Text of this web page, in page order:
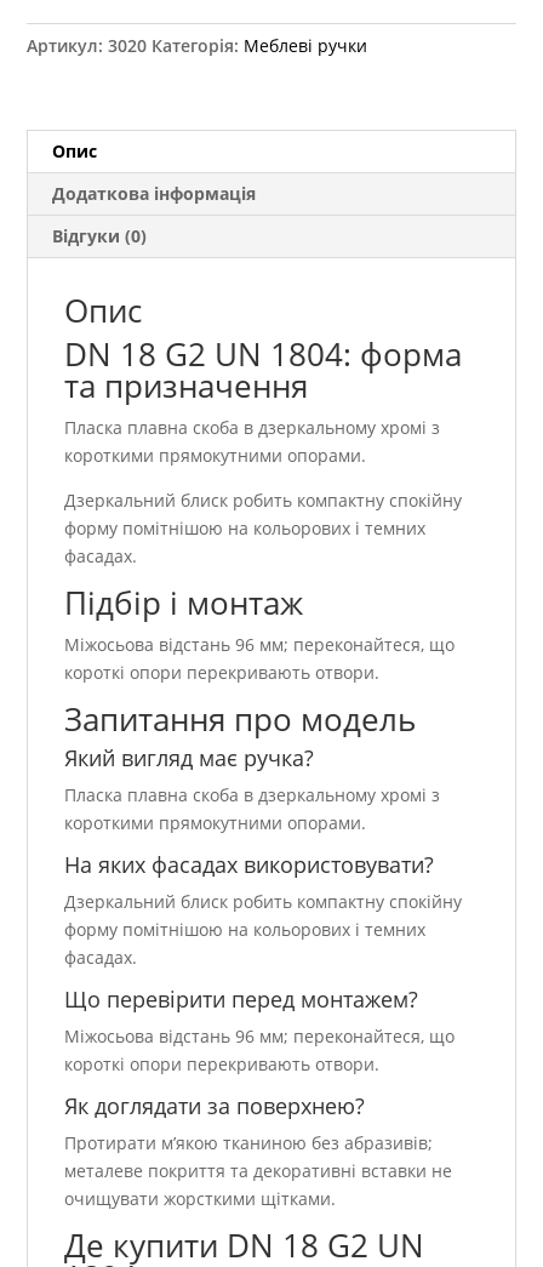
UN
Артикул:3020 Категорія: Меблеві ручки
Опис
Додаткова інформація
Відгуки (0)
Опис
DN 18 G2 UN 1804: форма
та призначення
Пласка плавна скоба в дзеркальному хромі з
короткими прямокутними опорами.
Дзеркальний блиск робить компактну спокійну
форму помітнішою на кольорових і темних
фасадах.
Підбір і монтаж
Міжосьова відстань 96 мм; переконайтеся, що
короткі опори перекривають отвори.
Запитання про модель
Який вигляд має ручка?
Пласка плавна скоба в дзеркальному хромі з
короткими прямокутними опорами.
На яких фасадах використовувати?
Дзеркальний блиск робить компактну спокійну
форму помітнішою на кольорових і темних
фасадах.
Що перевірити перед монтажем?
Міжосьова відстань 96 мм; переконайтеся, що
короткі опори перекривають отвори.
Як доглядати за поверхнею?
Протирати м’якою тканиною без абразивів;
металеве покриття та декоративні вставки не
очищувати жорсткими щітками.
Де купити DN 18 G2 UN